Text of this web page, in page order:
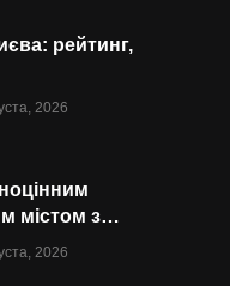
рейтинг,
2026
містом з…
2026